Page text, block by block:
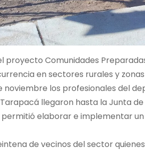
proyecto Comunidades
en sectores rurales y
noviembre los profesionales del
llegaron hasta la Junta
elaborar e implementar
de vecinos del sector